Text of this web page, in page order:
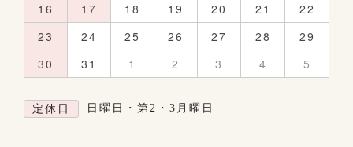
16
17 18 19 20 21
22
23
24 25 26 27 28
29
30
31 1 2 3 4 5
定休日 日曜日・第2・3月曜日